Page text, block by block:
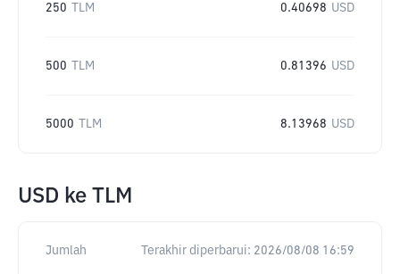
250 TLM 0.40698 USD
500 TLM 0.81396 USD
5000 TLM 8.13968 USD
USD ke TLM
Jumlah Terakhir diperbarui: 2026/08/08 16:59